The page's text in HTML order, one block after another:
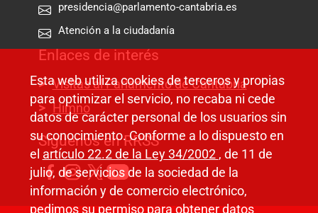
presidencia@parlamento-cantabria.es
Atención a la ciudadanía
Enlaces de interés
Visitas al Parlamento de Cantabria
Himno
Síguenos en RRSS
Esta web utiliza cookies de terceros y propias
para optimizar el servicio, no recaba ni cede
datos de carácter personal de los usuarios sin
su conocimiento. Conforme a lo dispuesto en
el artículo 22.2 de la Ley 34/2002 , de 11 de
julio, de servicios de la sociedad de la
información y de comercio electrónico,
pedimos su permiso para obtener datos